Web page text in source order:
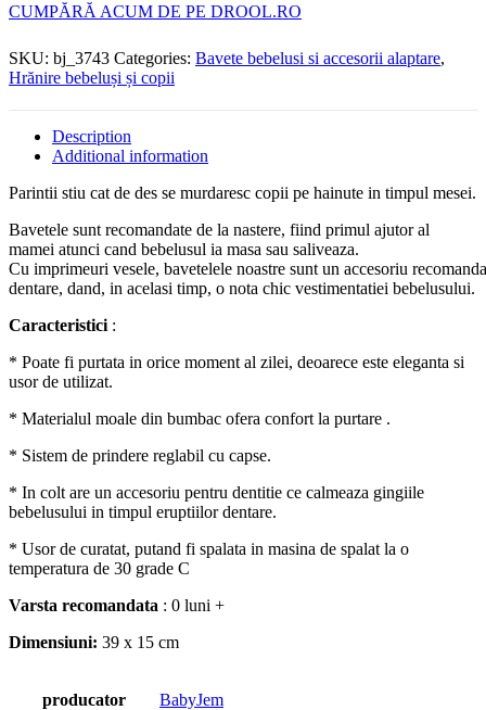
CUMPĂRĂ ACUM DE PE DROOL.RO
SKU: bj_3743 Categories: Bavete bebelusi si accesorii alaptare,
Hrănire bebeluși și copii
Description
Additional information
Parintii stiu cat de des se murdaresc copii pe hainute in timpul mesei.
Bavetele sunt recomandate de la nastere, fiind primul ajutor al
mamei atunci cand bebelusul ia masa sau saliveaza.
Cu imprimeuri vesele, bavetelele noastre sunt un accesoriu
dentare, dand, in acelasi timp, o nota chic vestimentatiei bebelusului.
Caracteristici :
* Poate fi purtata in orice moment al zilei, deoarece este eleganta si
usor de utilizat.
* Materialul moale din bumbac ofera confort la purtare .
* Sistem de prindere reglabil cu capse.
* In colt are un accesoriu pentru dentitie ce calmeaza gingiile
bebelusului in timpul eruptiilor dentare.
* Usor de curatat, putand fi spalata in masina de spalat la o
temperatura de 30 grade C
Varsta recomandata : 0 luni +
Dimensiuni: 39 x 15 cm
producator BabyJem